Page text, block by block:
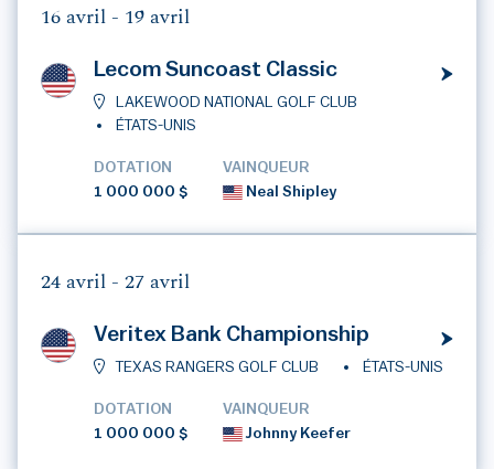
16 avril - 19 avril
Lecom Suncoast Classic
LAKEWOOD NATIONAL GOLF CLUB
ÉTATS-UNIS
DOTATION
1 000 000 $
VAINQUEUR
Neal Shipley
24 avril - 27 avril
Veritex Bank Championship
TEXAS RANGERS GOLF CLUB ÉTATS-UNIS
DOTATION
1 000 000 $
VAINQUEUR
Johnny Keefer